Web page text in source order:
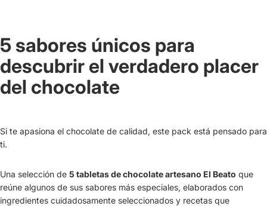
5 sabores únicos para
descubrir el verdadero placer
del chocolate
Si te apasiona el chocolate de calidad, este pack está pensado para
ti.
Una selección de 5 tabletas de chocolate artesano El Beato que
reúne algunos de sus sabores más especiales, elaborados con
ingredientes cuidadosamente seleccionados y recetas que